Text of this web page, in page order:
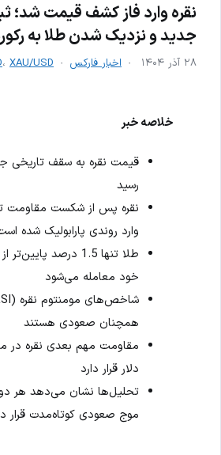
نقره وارد فاز کشف قیمت شد؛
جدید و نزدیک شدن طلا به
۲۸ آذر ۱۴۰۴ اخبار فارکس ، XAU/USD
خلاصه خبر
رسید
وارد روندی پارابولیک شده
طلا تنها 1.5 درصد
خود معامله می‌شود
همچنان صعودی هستند
دلار قرار دارد
تحلیل‌ها نشان می‌دهد هر دو
موج صعودی کوتاه‌مدت قرار